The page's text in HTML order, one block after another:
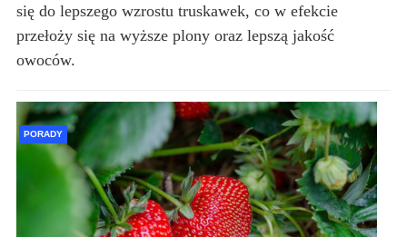
się do lepszego wzrostu truskawek, co w efekcie
przełoży się na wyższe plony oraz lepszą jakość
owoców.
PORADY